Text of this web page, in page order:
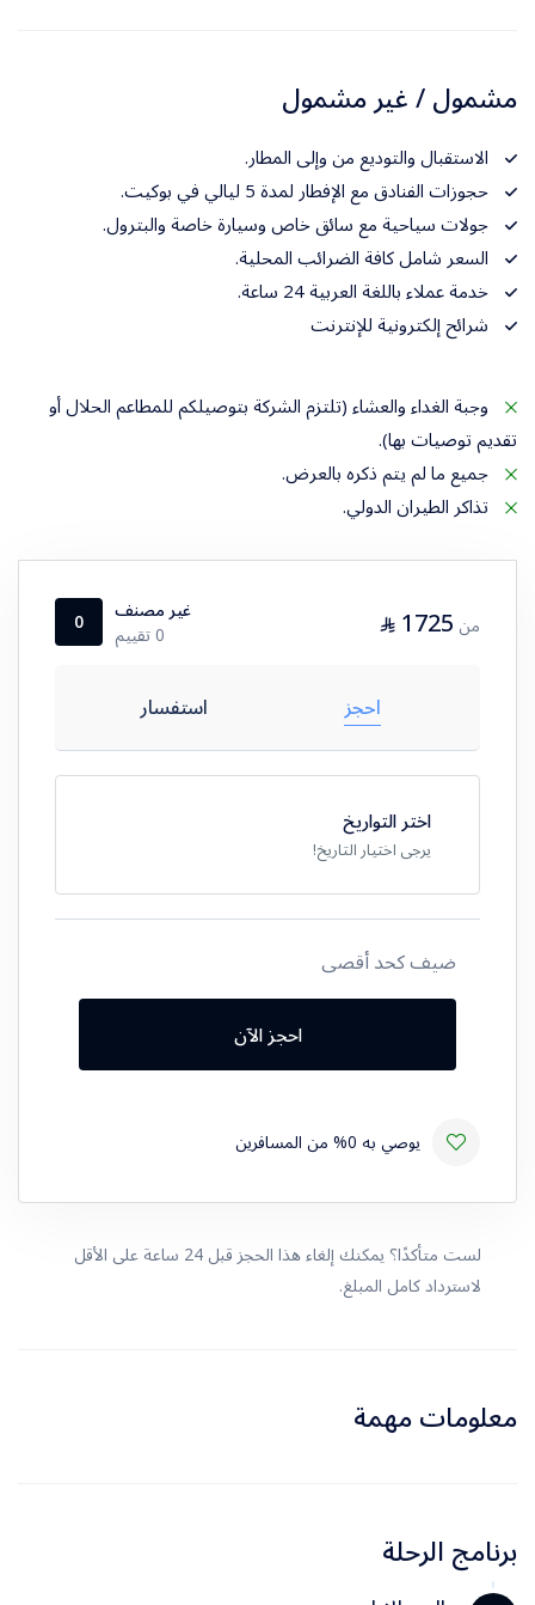
مشمول / غير مشمول
الاستقبال والتوديع من وإلى المطار.
حجوزات الفنادق مع الإفطار لمدة 5 ليالي في بوكيت.
جولات سياحية مع سائق خاص وسيارة خاصة والبترول.
السعر شامل كافة الضرائب المحلية.
خدمة عملاء باللغة العربية 24 ساعة.
شرائح إلكترونية للإنترنت
وجبة الغداء والعشاء (تلتزم الشركة بتوصيلكم للمطاعم الحلال أو
تقديم توصيات بها).
جميع ما لم يتم ذكره بالعرض.
تذاكر الطيران الدولي.
من 1725
⃁
غير مصنف
0 تقييم
0
احجز استفسار
اختر التواريخ
يرجى اختيار التاريخ!
ضيف كحد أقصى
احجز الآن
يوصي به 0% من المسافرين
لست متأكدًا؟ يمكنك إلغاء هذا الحجز قبل 24 ساعة على الأقل
لاسترداد كامل المبلغ.
معلومات مهمة
برنامج الرحلة